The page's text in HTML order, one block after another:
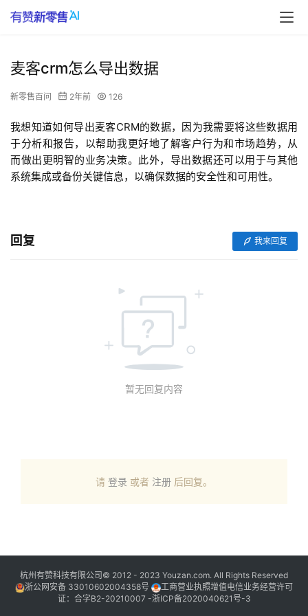
麦客crm怎么导出数据
新零售百问 2年前 126
我想知道如何导出麦客CRM的数据，因为我需要将这些数据用
于分析和报告，以帮助我更好地了解客户行为和市场趋势，从
而做出更明智的业务决策。此外，导出数据还可以用于与其他
系统集成或备份关键信息，以确保数据的安全性和可用性。
回复 我来回复
暂无回复内容
请 登录 或者 注册 后回复。
杭州有赞科技有限公司© 2012 - 2023 Youzan.com. All Rights Reserved
浙公网安备 33010602004358号
工商营业执照增值电信业务经营许可
证：合字B2-20210007 -浙ICP备2020040621号-3